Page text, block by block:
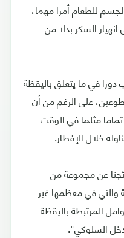
للطعام أمرا مهما،
السكر بدلا من
دورا في ما يتعلق باليقظة
على الرغم من أن
مثلما في الوقت
خلال الإفطار.
عن مجموعة من
والتي في معظمها غير
المرتبطة باليقظة
السلوكي".